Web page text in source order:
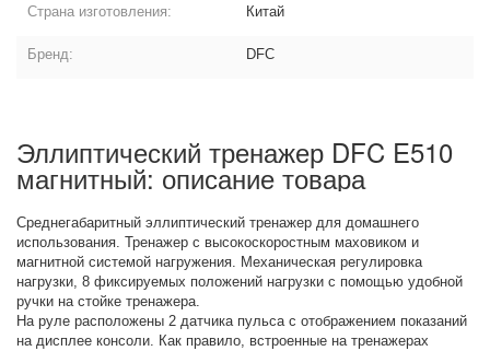
Страна изготовления: Китай
Бренд: DFC
Эллиптический тренажер DFC E510
магнитный: описание товара
Среднегабаритный эллиптический тренажер для домашнего
использования. Тренажер с высокоскоростным маховиком и
магнитной системой нагружения. Механическая регулировка
нагрузки, 8 фиксируемых положений нагрузки с помощью удобной
ручки на стойке тренажера.
На руле расположены 2 датчика пульса с отображением показаний
на дисплее консоли. Как правило, встроенные на тренажерах